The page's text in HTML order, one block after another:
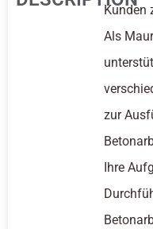
Kunden
Als
zur
Ihre